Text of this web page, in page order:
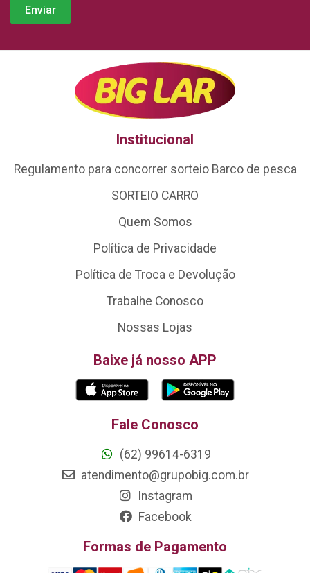
Institucional
Regulamento para concorrer sorteio Barco de pesca
SORTEIO CARRO
Quem Somos
Política de Privacidade
Política de Troca e Devolução
Trabalhe Conosco
Nossas Lojas
Baixe já nosso APP
Fale Conosco
(62) 99614-6319
atendimento@grupobig.com.br
Instagram
Facebook
Formas de Pagamento